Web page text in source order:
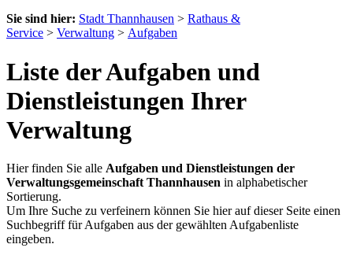
Sie sind hier: Stadt Thannhausen > Rathaus &
Service > Verwaltung > Aufgaben
Liste der Aufgaben und
Dienstleistungen Ihrer
Verwaltung
Hier finden Sie alle Aufgaben und Dienstleistungen der
Verwaltungsgemeinschaft Thannhausen in alphabetischer
Sortierung.
Um Ihre Suche zu verfeinern können Sie hier auf dieser Seite einen
Suchbegriff für Aufgaben aus der gewählten Aufgabenliste
eingeben.